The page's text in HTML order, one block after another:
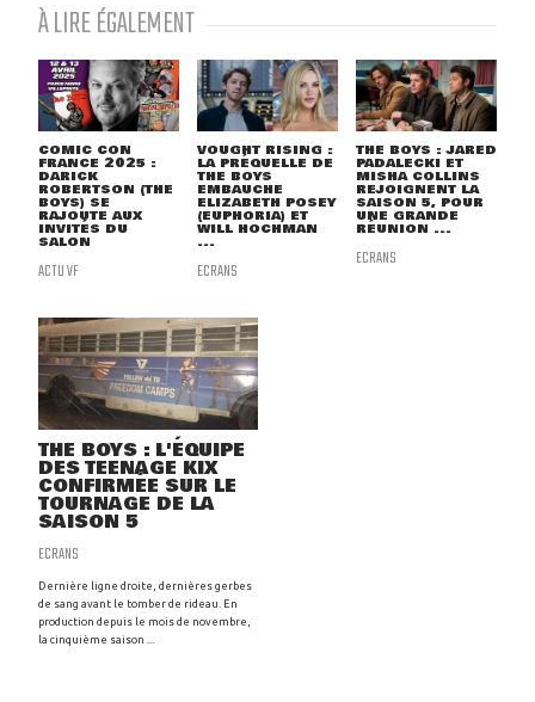
À LIRE ÉGALEMENT
COMIC CON
FRANCE 2025 :
DARICK
ROBERTSON (THE
BOYS) SE
RAJOUTE AUX
INVITÉS DU
SALON
ACTU VF
VOUGHT RISING :
LA PRÉQUELLE DE
THE BOYS
EMBAUCHE
ELIZABETH POSEY
(EUPHORIA) ET
WILL HOCHMAN
...
ECRANS
THE BOYS : JARED
PADALECKI ET
MISHA COLLINS
REJOIGNENT LA
SAISON 5, POUR
UNE GRANDE
RÉUNION ...
ECRANS
THE BOYS : L'ÉQUIPE
DES TEENAGE KIX
CONFIRMÉE SUR LE
TOURNAGE DE LA
SAISON 5
ECRANS
Dernière ligne droite, dernières gerbes
de sang avant le tomber de rideau. En
production depuis le mois de novembre,
la cinquième saison ...